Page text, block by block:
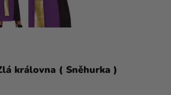
královna ( Sněhurka )